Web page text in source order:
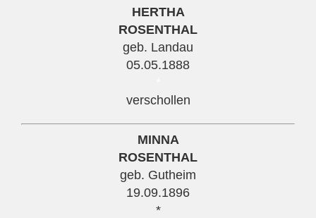
HERTHA
ROSENTHAL
geb. Landau
05.05.1888
verschollen
MINNA
ROSENTHAL
geb. Gutheim
19.09.1896
*